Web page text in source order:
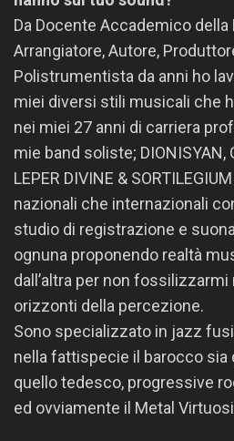
Da Docente Accademico
Arrangiatore, Autore,
Polistrumentista da anni ho
miei diversi stili musicali che
nei miei 27 anni di carriera
mie band soliste; DIONISYAN,
LEPER DIVINE &
nazionali che internazionali
studio di registrazione e
ognuna proponendo realtà
dall’altra per non fossilizzarmi
orizzonti della percezione.
Sono specializzato in jazz
nella fattispecie il barocco sia
quello tedesco, progressive
ed ovviamente il Metal